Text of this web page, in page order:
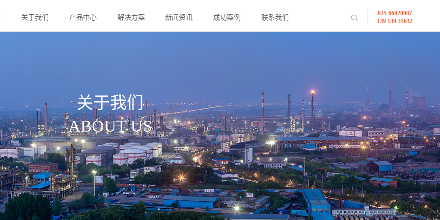
025-66920807
139 139 35632
关于我们 产品中心 解决方案 新闻资讯 成功案例 联系我们
关于我们
ABOUT US